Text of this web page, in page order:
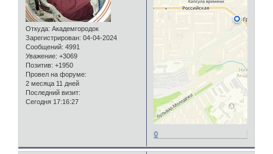
Откуда: Академгородок
Зарегистрирован: 04-04-2024
Сообщений: 4991
Уважение: +3069
Позитив: +1950
Провел на форуме:
2 месяца 11 дней
Последний визит:
Сегодня 17:16:27
0